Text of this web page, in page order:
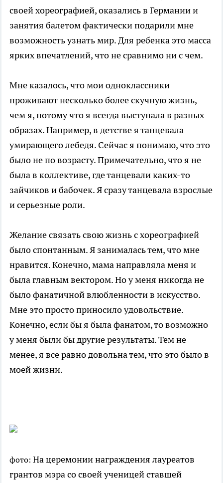
своей хореографией, оказались в Германии и
занятия балетом фактически подарили мне
возможность узнать мир. Для ребенка это масса
ярких впечатлений, что не сравнимо ни с чем.
Мне казалось, что мои одноклассники
проживают несколько более скучную жизнь,
чем я, потому что я всегда выступала в разных
образах. Например, в детстве я танцевала
умирающего лебедя. Сейчас я понимаю, что это
было не по возрасту. Примечательно, что я не
была в коллективе, где танцевали каких-то
зайчиков и бабочек. Я сразу танцевала взрослые
и серьезные роли.
Желание связать свою жизнь с хореографией
было спонтанным. Я занималась тем, что мне
нравится. Конечно, мама направляла меня и
была главным вектором. Но у меня никогда не
было фанатичной влюбленности в искусство.
Мне это просто приносило удовольствие.
Конечно, если бы я была фанатом, то возможно
у меня были бы другие результаты. Тем не
менее, я все равно довольна тем, что это было в
моей жизни.
фото: На церемонии награждения лауреатов
грантов мэра со своей ученицей ставшей